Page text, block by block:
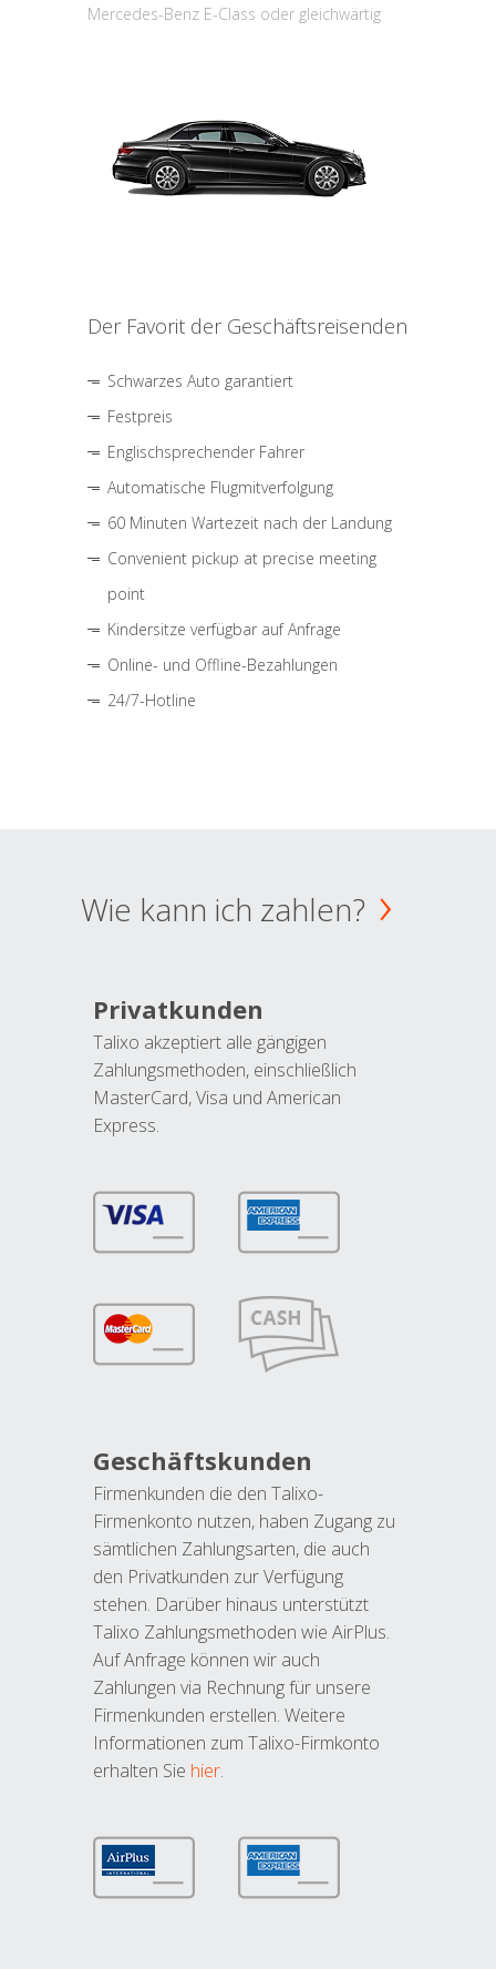
Mercedes-Benz E-Class oder gleichwärtig
Der Favorit der Geschäftsreisenden
Schwarzes Auto garantiert
Festpreis
Englischsprechender Fahrer
Automatische Flugmitverfolgung
60 Minuten Wartezeit nach der Landung
Convenient pickup at precise meeting
point
Kindersitze verfügbar auf Anfrage
Online- und Offline-Bezahlungen
24/7-Hotline
Wie kann ich zahlen?
Privatkunden
Talixo akzeptiert alle gängigen
Zahlungsmethoden, einschließlich
MasterCard, Visa und American
Express.
Geschäftskunden
Firmenkunden die den Talixo-
Firmenkonto nutzen, haben Zugang zu
sämtlichen Zahlungsarten, die auch
den Privatkunden zur Verfügung
stehen. Darüber hinaus unterstützt
Talixo Zahlungsmethoden wie AirPlus.
Auf Anfrage können wir auch
Zahlungen via Rechnung für unsere
Firmenkunden erstellen. Weitere
Informationen zum Talixo-Firmkonto
erhalten Sie hier.